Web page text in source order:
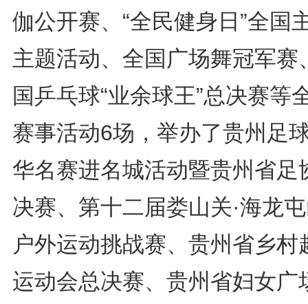
伽公开赛、“全民健身日”全国
主题活动、全国广场舞冠军赛
国乒乓球“业余球王”总决赛等
赛事活动6场，举办了贵州足
华名赛进名城活动暨贵州省足
决赛、第十二届娄山关·海龙
户外运动挑战赛、贵州省乡村
运动会总决赛、贵州省妇女广